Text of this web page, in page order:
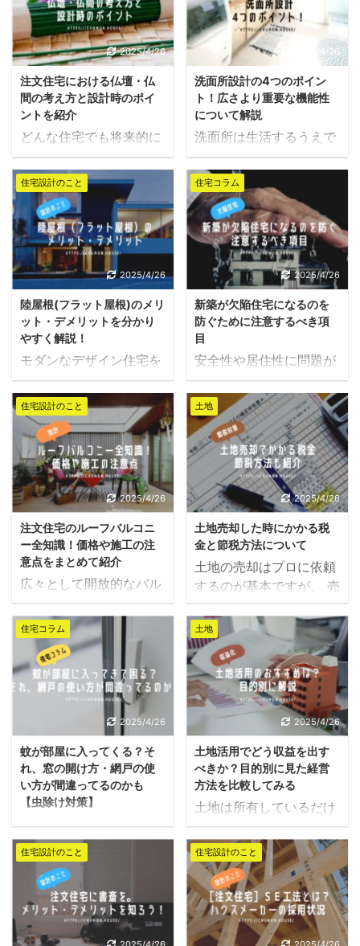
検討している方なら、屋
上を作る可能性があるの
ではないでしょうか。 ベ
ランダ代わりとして使う
だけでなく、非日常空間
のテラス空間としても使
えるため、想像するだけ
でもワクワクしますよ
ンテナンスの手間や転落
の危険性もあるため、十
分に検討する必要があり
ます。 この記事で注文住
宅に屋上を取り入れる際
のメリット・デメリッ
ト、ならびに注意点を解
説します。 屋上を作る
3つのメリ ...
然と決まってしまうため
です。 注文住宅の玄関の
設計について、本記事で
詳しく紹介します。 広
さは最低でも１畳(3.31
㎡)必要！大切なのは出
入りのしやすさ 玄関にお
いて重要なのは使いやす
しやすさ」です。 家族同
士の帰宅・外出のタイミ
ングが重なる可能性を考
えると、最低でも人間2
人がストレスなく行き交
える空間である必要があ
ります。 標準体型の人
間の幅が ...
2025/4/26
注文住宅における仏壇・仏
間の考え方と設計時のポイ
ントを紹介
どんな住宅でも将来的に
は仏壇と、それを置くた
めの仏間が必要になるた
め、新築時から意識して
おくことがおすすめで
す。 本記事では注文住宅
における仏壇の考え方
と、仏間設計のポイント
を解説します。 ※本記事
の情報は宗教・宗派ご
と、諸説あるうちの一説
に基づいて作成しており
ます。 【大前提】仏間は
聞くと和室のイメージが
強いですが、実は必ずし
も和室である必要はあり
ません。 近年では洋室に
合うデザインの仏壇・仏
具も多く販売されてお
り、仏間＝和室というの
は世間的にも古いイメー
ジであることが窺えま
す。 ...
2025/4/26
洗面所設計の4つのポイン
ト！広さより重要な機能性
について解説
洗面所は生活するうえで
必要不可欠な空間。朝起
きてからの洗顔や歯磨
き、鏡を見ながら化粧を
するなど、日常生活にお
いて用途はさまざまで
す。 注文住宅は自由な間
取りを作れるのが魅力で
すが、洗面所はLDKに比
べて軽視されがちかと思
います。 ただし設計士の
考えはそうではありませ
ん。生活基盤となる水回
重要かつ難しい設計にな
るため、非常に気を使う
ポイントです。 水回りに
はキッチン、バスがメイ
ンですが、洗面所も重要
な場所の１つ。そんな洗
面所について、最適な設
計をするためのポイント
を詳しく紹介します。 ...
住宅設計のこと
2025/4/26
陸屋根(フラット屋根)のメリ
ット・デメリットを分かり
やすく解説！
モダンなデザイン住宅を
建てるなら、フラットな
陸屋根を選ぶ方が多いで
すね。 海外の豪邸やミッ
ドセンチュリー感がある
ため、デザイン次第で高
級感を演出できるのが利
点です。 そんな陸屋根を
選ぶなら、メリットとデ
メリットを知らなければ
なりません。 屋根は後に
なって交換することがで
きないので、慎重に選ぶ
記事では、陸屋根につい
ての特徴からメリット・
デメリットについて分か
りやすく紹介します。 こ
れから注文住宅を検討し
ている方はぜひ参考にし
てください。 陸屋根と
は？ 陸屋根とは、勾配の
な ...
住宅コラム
2025/4/26
新築が欠陥住宅になるのを
防ぐために注意するべき項
目
安全性や居住性に問題が
ある住宅を「欠陥住宅」
と呼びます。 主に耐震性
や快適性に問題がある住
宅を指す言葉なので、仕
上がりが悪かったり傷が
ついていたりする程度で
は欠陥住宅といえませ
ん。 ですが理想の住宅を
期待していた建築主から
したら、どれだけ軽微な
不具合であろうとそれは
欠陥であり、回避すべき
最も高いお買い物ですの
で、欠陥住宅を作ってし
まうことだけは何として
も避けなければなりませ
ん。 注文住宅で起こりう
る欠陥について、種類・
原因・対処法など詳しく
解説します。 新築で起こ
りやす ...
住宅設計のこと
2025/4/26
注文住宅のルーフバルコニ
ー全知識！価格や施工の注
意点をまとめて紹介
広々として開放的なバル
コニーがあると洗濯物や
BBQなどの娯楽が捗りま
すよね。 そのため、住宅
メーカーは様々なバルコ
ニーの提案をしてくれま
す。 通常のベランダでは
広さや日当たりに限界が
あるので、もう少し自由
に使いたいならルーフバ
ルコニーを検討するのが
オススメです。 本記事で
詳しく解説をします。 ル
ーフバルコニーとは下階
屋根部分に作られたスペ
ース ルーフバルコニー
は、下に部屋がある場所
土地
2025/4/26
土地売却した時にかかる税
金と節税方法について
土地の売却はプロに依頼
するのが基本ですが、 売
却後にどれくらい税金が
掛かるのか？ を知りたい
という方は多いと思いま
す。 土地売却は莫大な税
金がかかりますが、一定
の条件によっては税金を
払わずに売却できる節税
対策があります。 売るべ
きかどうかを検討する前
に知っておきたい「土地
売却の税金と節税対策」
についてご紹介します。
この記事で分かること 土
地売却でかかる税金の仕
組み 支払う税金の計算例
特別控除の方法 税金を納
付する方法 土地売却時に
課される税金 土地売却に
住宅コラム
2025/4/26
蚊が部屋に入ってくる？そ
れ、窓の開け方・網戸の使
い方が間違ってるのかも
【虫除け対策】
網戸を閉めているのにナ
ゼが家の中に蚊がいる、
という経験をしたことが
あると思います。 寝室に
蚊がいたら睡眠そのもの
に大きなストレスとなり
ますよね。 虫が本当に嫌
土地
2025/4/26
土地活用でどう収益を出す
べきか？目的別に見た経営
方法を比較してみる
土地は所有しているだけ
で固定資産税・都市計画
税といった税金がかかる
ため、活用しなければ負
の資産となります。 です
ので、多くの方が土地を
活用して収益化をしたい
とお考えでしょう。 所有
住宅設計のこと 住宅設計のこと